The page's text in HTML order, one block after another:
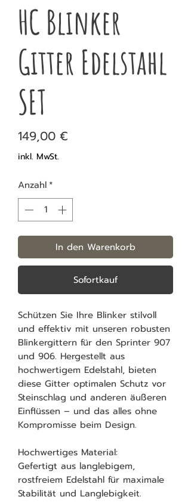
HC Blinker
Gitter Edelstahl
SET
149,00 €
inkl. MwSt.
Anzahl *
In den Warenkorb
Sofortkauf
Schützen Sie Ihre Blinker stilvoll
und effektiv mit unseren robusten
Blinkergittern für den Sprinter 907
und 906. Hergestellt aus
hochwertigem Edelstahl, bieten
diese Gitter optimalen Schutz vor
Steinschlag und anderen äußeren
Einflüssen – und das alles ohne
Kompromisse beim Design.
Hochwertiges Material:
Gefertigt aus langlebigem,
rostfreiem Edelstahl für maximale
Stabilität und Langlebigkeit.